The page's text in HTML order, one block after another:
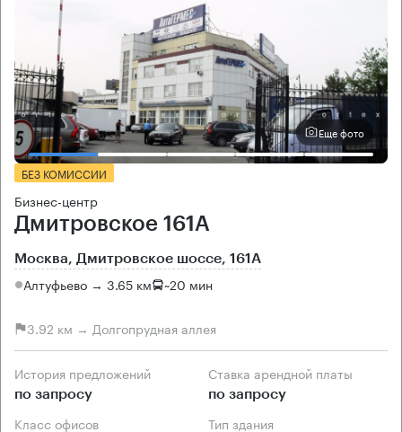
Еще фото
БЕЗ КОМИССИИ
Бизнес-центр
Дмитровское 161А
Москва, Дмитровское шоссе, 161А
Алтуфьево → 3.65 км ~20 мин
3.92 км → Долгопрудная аллея
История предложений
по запросу
Ставка арендной платы
по запросу
Класс офисов Тип здания